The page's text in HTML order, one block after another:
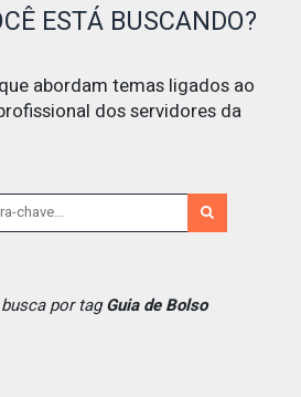
ESTÁ BUSCANDO?
abordam temas ligados ao
dos servidores da
por tagGuia de Bolso